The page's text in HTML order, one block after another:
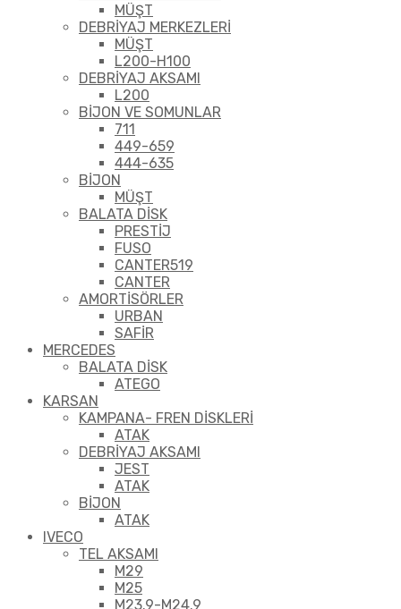
MÜŞT
DEBRİYAJ MERKEZLERİ
MÜŞT
L200-H100
DEBRİYAJ AKSAMI
L200
BİJON VE SOMUNLAR
711
449-659
444-635
BİJON
MÜŞT
BALATA DİSK
PRESTİJ
FUSO
CANTER519
CANTER
AMORTİSÖRLER
URBAN
SAFİR
MERCEDES
BALATA DİSK
ATEGO
KARSAN
KAMPANA- FREN DİSKLERİ
ATAK
DEBRİYAJ AKSAMI
JEST
ATAK
BİJON
ATAK
IVECO
TEL AKSAMI
M29
M25
M23.9-M24.9